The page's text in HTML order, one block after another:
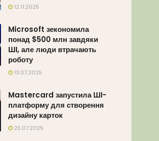
12.11.2025
Microsoft зекономила
понад $500 млн завдяки
ШІ, але люди втрачають
роботу
13.07.2025
Mastercard запустила ШІ-
платформу для створення
дизайну карток
25.07.2025